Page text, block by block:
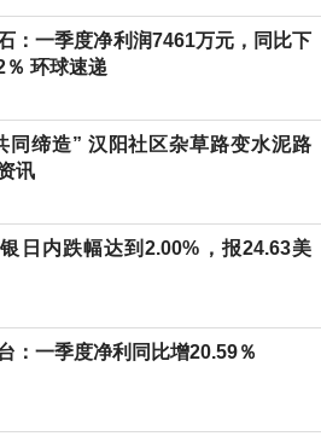
：一季度净利润7461万元，同比下
％ 环球速递
同缔造” 汉阳社区杂草路变水泥路
讯
日内跌幅达到2.00%，报24.63美
：一季度净利同比增20.59％